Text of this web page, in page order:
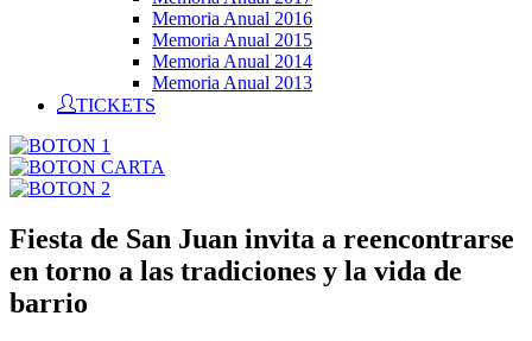
Memoria Anual 2016
Memoria Anual 2015
Memoria Anual 2014
Memoria Anual 2013
TICKETS
Fiesta de San Juan invita a reencontrarse
en torno a las tradiciones y la vida de
barrio